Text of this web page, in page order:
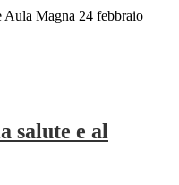
Aula Magna 24 febbraio
salute e al